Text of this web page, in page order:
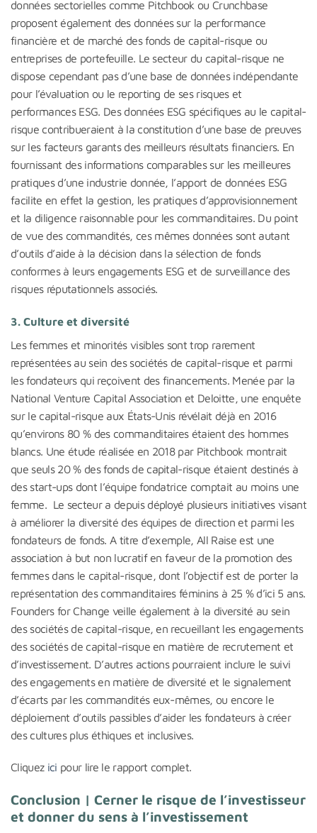
données sectorielles comme Pitchbook ou Crunchbase
proposent également des données sur la performance
financière et de marché des fonds de capital-risque ou
entreprises de portefeuille. Le secteur du capital-risque ne
dispose cependant pas d’une base de données indépendante
pour l’évaluation ou le reporting de ses risques et
performances ESG. Des données ESG spécifiques au le capital-
risque contribueraient à la constitution d’une base de preuves
sur les facteurs garants des meilleurs résultats financiers. En
fournissant des informations comparables sur les meilleures
pratiques d’une industrie donnée, l’apport de données ESG
facilite en effet la gestion, les pratiques d’approvisionnement
et la diligence raisonnable pour les commanditaires. Du point
de vue des commandités, ces mêmes données sont autant
d’outils d’aide à la décision dans la sélection de fonds
conformes à leurs engagements ESG et de surveillance des
risques réputationnels associés.
3. Culture et diversité
Les femmes et minorités visibles sont trop rarement
représentées au sein des sociétés de capital-risque et parmi
les fondateurs qui reçoivent des financements. Menée par la
National Venture Capital Association et Deloitte, une enquête
sur le capital-risque aux États-Unis révélait déjà en 2016
qu’environs 80 % des commanditaires étaient des hommes
blancs. Une étude réalisée en 2018 par Pitchbook montrait
que seuls 20 % des fonds de capital-risque étaient destinés à
des start-ups dont l’équipe fondatrice comptait au moins une
femme. Le secteur a depuis déployé plusieurs initiatives visant
à améliorer la diversité des équipes de direction et parmi les
fondateurs de fonds. A titre d’exemple, All Raise est une
association à but non lucratif en faveur de la promotion des
femmes dans le capital-risque, dont l’objectif est de porter la
représentation des commanditaires féminins à 25 % d’ici 5 ans.
Founders for Change veille également à la diversité au sein
des sociétés de capital-risque, en recueillant les engagements
des sociétés de capital-risque en matière de recrutement et
d’investissement. D’autres actions pourraient inclure le suivi
des engagements en matière de diversité et le signalement
d’écarts par les commandités eux-mêmes, ou encore le
déploiement d’outils passibles d’aider les fondateurs à créer
des cultures plus éthiques et inclusives.
Cliquez ici pour lire le rapport complet.
Conclusion | Cerner le risque de l’investisseur
et donner du sens à l’investissement